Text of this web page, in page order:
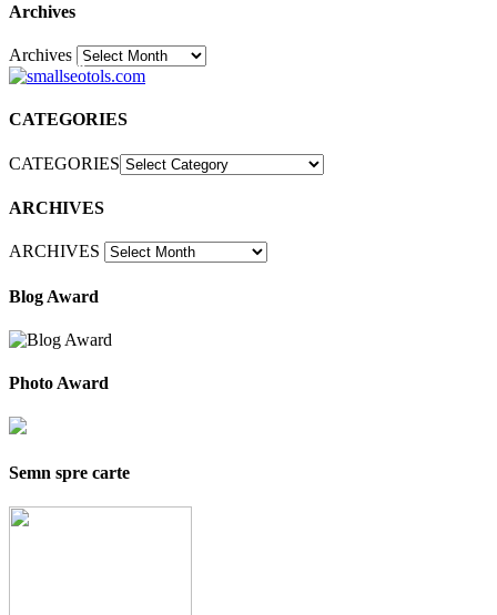
Archives
Archives30
CATEGORIES
CATEGORIES
ARCHIVES
ARCHIVES
Blog Award
Photo Award
Semn spre carte